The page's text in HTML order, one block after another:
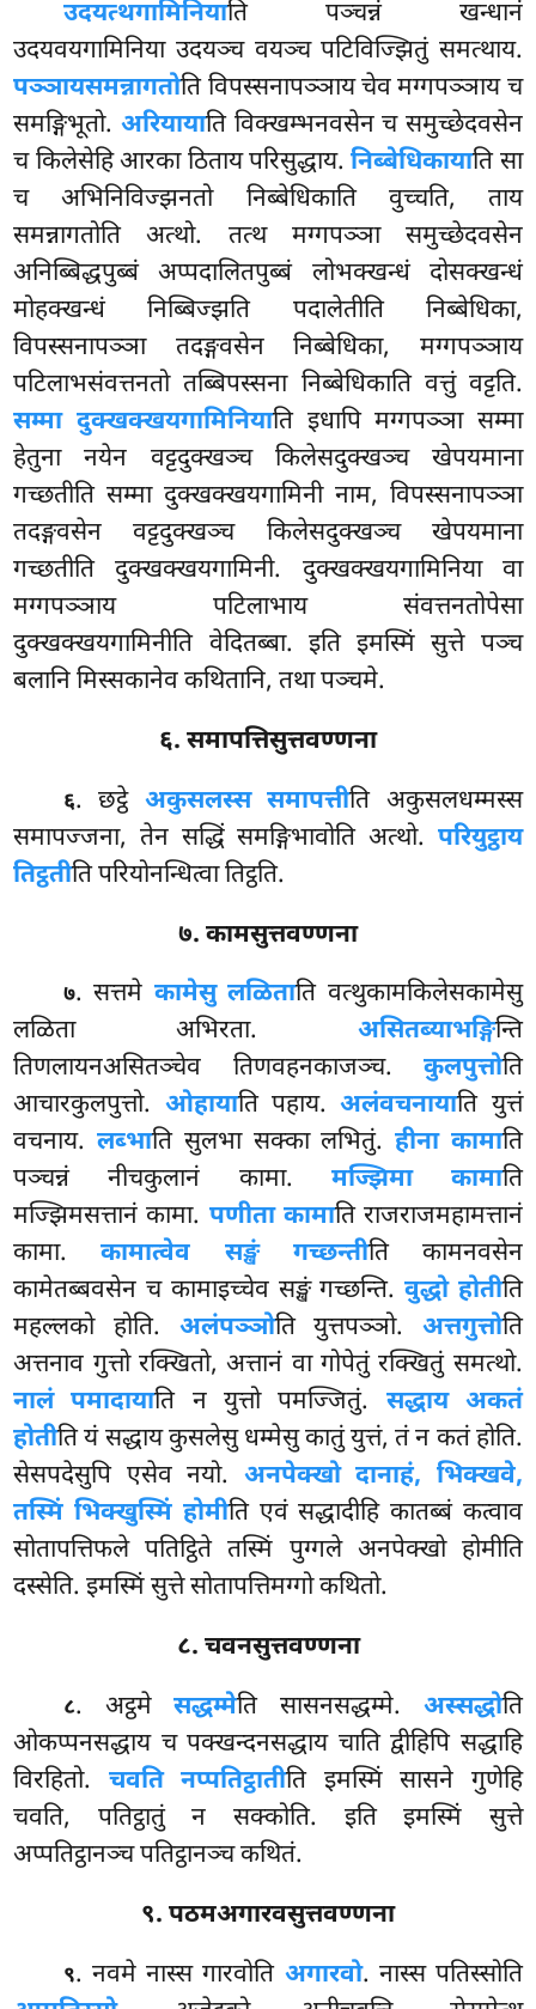
उदयत्थगामिनियाति पञ्चन्नं खन्धानं
उदयवयगामिनिया उदयञ्च वयञ्च पटिविज्झितुं समत्थाय.
पञ्ञायसमन्नागतोति विपस्सनापञ्ञाय चेव मग्गपञ्ञाय च
समङ्गिभूतो. अरियायाति विक्खम्भनवसेन च समुच्छेदवसेन
च किलेसेहि आरका ठिताय परिसुद्धाय.निब्बेधिकायाति सा
च अभिनिविज्झनतो निब्बेधिकाति वुच्चति, ताय
समन्नागतोति अत्थो. तत्थ मग्गपञ्ञा समुच्छेदवसेन
अनिब्बिद्धपुब्बं अप्पदालितपुब्बं लोभक्खन्धं दोसक्खन्धं
मोहक्खन्धं निब्बिज्झति पदालेतीति निब्बेधिका,
विपस्सनापञ्ञा तदङ्गवसेन निब्बेधिका, मग्गपञ्ञाय
पटिलाभसंवत्तनतो तब्बिपस्सना निब्बेधिकाति वत्तुं वट्टति.
सम्मा दुक्खक्खयगामिनियाति इधापि मग्गपञ्ञा सम्मा
हेतुना नयेन वट्टदुक्खञ्च किलेसदुक्खञ्च खेपयमाना
गच्छतीति सम्मा दुक्खक्खयगामिनी नाम, विपस्सनापञ्ञा
तदङ्गवसेन वट्टदुक्खञ्च किलेसदुक्खञ्च खेपयमाना
गच्छतीति दुक्खक्खयगामिनी. दुक्खक्खयगामिनिया वा
मग्गपञ्ञाय पटिलाभाय संवत्तनतोपेसा
दुक्खक्खयगामिनीति वेदितब्बा. इति इमस्मिं सुत्ते पञ्च
बलानि मिस्सकानेव कथितानि, तथा पञ्चमे.
६. समापत्तिसुत्तवण्णना
६. छट्ठे अकुसलस्स समापत्तीति अकुसलधम्मस्स
समापज्जना, तेन सद्धिं समङ्गिभावोति अत्थो. परियुट्ठाय
तिट्ठतीति परियोनन्धित्वा तिट्ठति.
७. कामसुत्तवण्णना
७. सत्तमे कामेसु लळिताति वत्थुकामकिलेसकामेसु
लळिता अभिरता. असितब्याभङ्गिन्ति
तिणलायनअसितञ्चेव तिणवहनकाजञ्च. कुलपुत्तोति
आचारकुलपुत्तो. ओहायाति पहाय.अलंवचनायाति युत्तं
वचनाय. लब्भाति सुलभा सक्का लभितुं.हीना कामाति
पञ्चन्नं नीचकुलानं कामा. मज्झिमा कामाति
मज्झिमसत्तानं कामा. पणीता कामाति राजराजमहामत्तानं
कामा.कामात्वेव सङ्खं गच्छन्तीति कामनवसेन
कामेतब्बवसेन च कामाइच्चेव सङ्खं गच्छन्ति.वुद्धो होतीति
महल्लको होति. अलंपञ्ञोति युत्तपञ्ञो. अत्तगुत्तोति
अत्तनाव गुत्तो रक्खितो, अत्तानं वा गोपेतुं रक्खितुं समत्थो.
नालं पमादायाति न युत्तो पमज्जितुं. सद्धाय अकतं
होतीति यं सद्धाय कुसलेसु धम्मेसु कातुं युत्तं, तं न कतं होति.
सेसपदेसुपि एसेव नयो. अनपेक्खो दानाहं, भिक्खवे,
तस्मिं भिक्खुस्मिं होमीति एवं सद्धादीहि कातब्बं कत्वाव
सोतापत्तिफले पतिट्ठिते तस्मिं पुग्गले अनपेक्खो होमीति
दस्सेति. इमस्मिं सुत्ते सोतापत्तिमग्गो कथितो.
८. चवनसुत्तवण्णना
८. अट्ठमेसद्धम्मेति सासनसद्धम्मे. अस्सद्धोति
ओकप्पनसद्धाय च पक्खन्दनसद्धाय चाति द्वीहिपि सद्धाहि
विरहितो. चवति नप्पतिट्ठातीति इमस्मिं सासने गुणेहि
चवति, पतिट्ठातुं न सक्कोति. इति इमस्मिं सुत्ते
अप्पतिट्ठानञ्च पतिट्ठानञ्च कथितं.
९. पठमअगारवसुत्तवण्णना
९. नवमेनास्स गारवोति अगारवो. नास्स पतिस्सोति